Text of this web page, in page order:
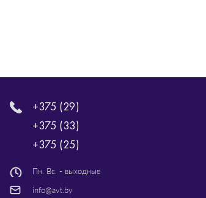
+375 (29)
+375 (33)
+375 (25)
Пн. Вс. - выходные
info@avt.by